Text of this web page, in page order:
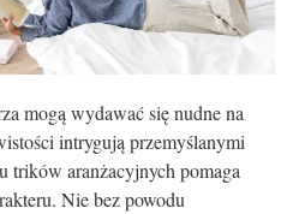
mogą wydawać się nudne na
intrygują przemyślanymi
trików aranżacyjnych pomaga
Nie bez powodu